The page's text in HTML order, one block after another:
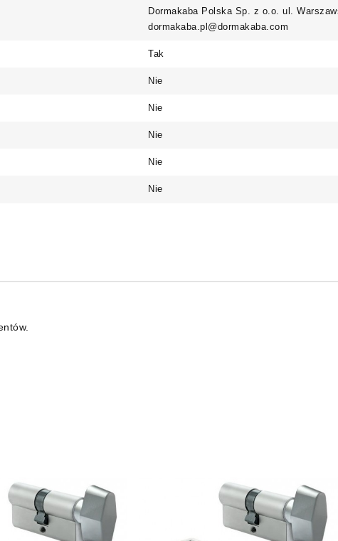
Dormakaba Polska Sp. z o.o. ul.
dormakaba.pl@dormakaba.com
Tak
Nie
Nie
Nie
Nie
Nie